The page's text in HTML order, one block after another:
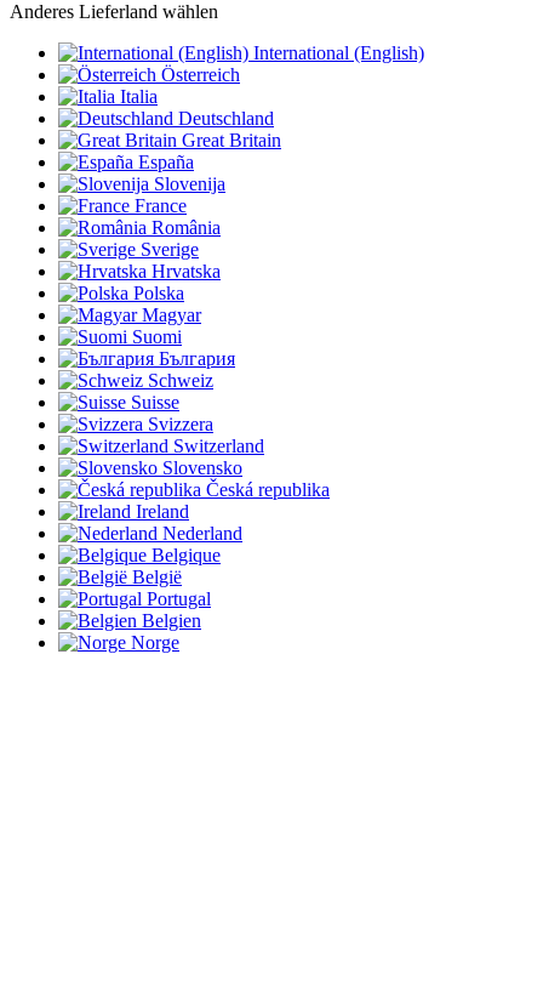
Anderes Lieferland wählen
International (English)
Österreich
Italia
Deutschland
Great Britain
España
Slovenija
France
România
Sverige
Hrvatska
Polska
Magyar
Suomi
България
Schweiz
Suisse
Svizzera
Switzerland
Slovensko
Česká republika
Ireland
Nederland
Belgique
België
Portugal
Belgien
Norge